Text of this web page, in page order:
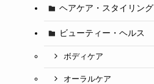
ヘアケア・スタイリング
ビューティー・ヘルス
ボディケア
オーラルケア